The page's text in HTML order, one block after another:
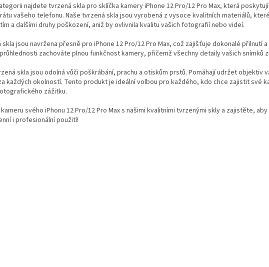
á
d
a
í
p
v
k
ý
najdete tvrzená skla pro sklíčka kamery iPhone 12 Pro/12 Pro Max, která
vašeho telefonu. Naše tvrzená skla jsou vyrobená z vysoce kvalitních materiálů,
a dalšími druhy poškození, aniž by ovlivnila kvalitu vašich fotografií nebo videí.
skla jsou navržena přesně pro iPhone 12 Pro/12 Pro Max, což zajišťuje dokonalé přilnutí
zachováte plnou funkčnost kamery, přičemž všechny detaily vašich snímků
skla jsou odolná vůči poškrábání, prachu a otiskům prstů. Pomáhají udržet
každých okolností. Tento produkt je ideální volbou pro každého, kdo chce zajistit své
zážitku.
svého iPhonu 12 Pro/12 Pro Max s našimi kvalitními tvrzenými skly a zajistěte,
i profesionální použití!